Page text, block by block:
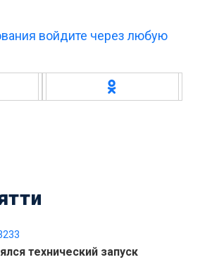
войдите через любую
технический запуск